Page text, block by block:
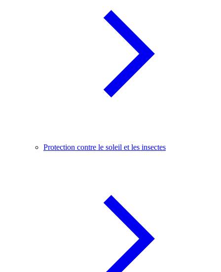
Protection contre le soleil et les insectes